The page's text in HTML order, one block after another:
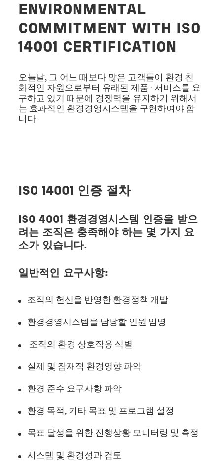
ENVIRONMENTAL
COMMITMENT WITH ISO
14001 CERTIFICATION
오늘날, 그 어느 때보다 많은 고객들이 환경 친
화적인 자원으로부터 유래된 제품 · 서비스를 요
구하고 있기 때문에 경쟁력을 유지하기 위해서
는 효과적인 환경경영시스템을 구현하여야 합
니다.
ISO 14001 인증 절차
ISO 4001 환경경영시스템 인증을 받으
려는 조직은 충족해야 하는 몇 가지 요
소가 있습니다.
일반적인 요구사항:
조직의 헌신을 반영한 환경정책 개발
환경경영시스템을 담당할 인원 임명
조직의 환경 상호작용 식별
실제 및 잠재적 환경영향 파악
환경 준수 요구사항 파악
환경 목적, 기타 목표 및 프로그램 설정
목표 달성을 위한 진행상황 모니터링 및 측정
시스템 및 환경성과 검토